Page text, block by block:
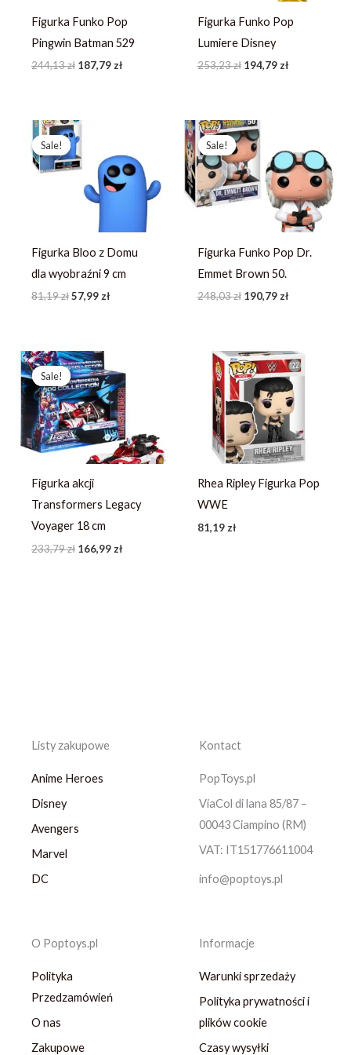
Figurka Funko Pop
Pingwin Batman 529
244,13zł 187,79zł
Figurka Funko Pop
Lumiere Disney
253,23zł 194,79zł
Sale!
Sale!
Figurka Bloo z Domu
dla wyobraźni 9 cm
81,19zł
Pierwotna
cena
wynosiła:
81,19 zł.
57,99zł
wynosi:
57,99 zł.
Sale!
Sale!
Figurka Funko Pop Dr.
Emmet Brown 50.
248,03zł
Pierwotna
cena
wynosiła:
248,03 zł.
190,79zł
wynosi:
190,79 zł.
Sale!
Sale!
Figurka akcji
Transformers Legacy
Voyager 18 cm
233,79zł
Pierwotna
cena
wynosiła:
233,79 zł.
166,99 zł
cena
wynosi:
166,99 zł.
Rhea Ripley Figurka Pop
WWE
81,19 zł
Listy zakupowe
Anime Heroes
Disney
Avengers
Marvel
DC
Kontact
PopToys.pl
ViaCol di lana 85/87 –
00043 Ciampino (RM)
VAT: IT151776611004
info@poptoys.pl
O Poptoys.pl
Polityka
Przedzamówień
O nas
Zakupowe
Informacje
Warunki sprzedaży
Polityka prywatności i
plików cookie
Czasy wysyłki